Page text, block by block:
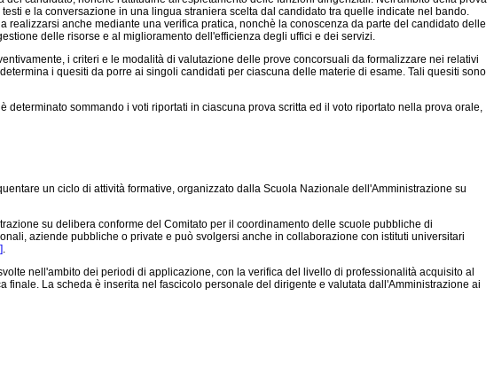
e la conversazione in una lingua straniera scelta dal candidato tra quelle indicate nel bando.
anche mediante una verifica pratica, nonchè la conoscenza da parte del candidato delle
delle risorse e al miglioramento dell'efficienza degli uffici e dei servizi.
i criteri e le modalità di valutazione delle prove concorsuali da formalizzare nei relativi
i quesiti da porre ai singoli candidati per ciascuna delle materie di esame. Tali quesiti sono
sommando i voti riportati in ciascuna prova scritta ed il voto riportato nella prova orale,
un ciclo di attività formative, organizzato dalla Scuola Nazionale dell'Amministrazione su
su delibera conforme del Comitato per il coordinamento delle scuole pubbliche di
aziende pubbliche o private e può svolgersi anche in collaborazione con istituti universitari
.
nell'ambito dei periodi di applicazione, con la verifica del livello di professionalità acquisito al
La scheda è inserita nel fascicolo personale del dirigente e valutata dall'Amministrazione ai